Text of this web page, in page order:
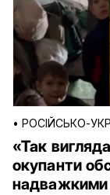
• РОСІЙСЬКО-
«Так
окупанти